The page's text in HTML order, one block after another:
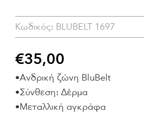
Κωδικός: BLUBELT 1697
€35,00
•Ανδρική ζώνη BluBelt
•Σύνθεση: Δέρμα
•Μεταλλική αγκράφα